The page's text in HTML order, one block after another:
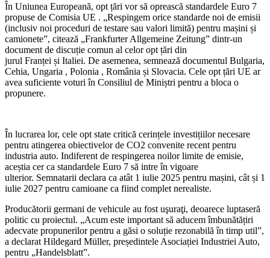
În Uniunea Europeană, opt țări vor să oprească standardele Euro 7
propuse de Comisia UE . „Respingem orice standarde noi de emisii
(inclusiv noi proceduri de testare sau valori limită) pentru mașini și
camionete”, citează „Frankfurter Allgemeine Zeitung” dintr-un
document de discuție comun al celor opt țări din
jurul Franței și Italiei. De asemenea, semnează documentul Bulgaria,
Cehia, Ungaria , Polonia , România și Slovacia. Cele opt țări UE ar
avea suficiente voturi în Consiliul de Miniștri pentru a bloca o
propunere.
În lucrarea lor, cele opt state critică cerințele investițiilor necesare
pentru atingerea obiectivelor de CO2 convenite recent pentru
industria auto. Indiferent de respingerea noilor limite de emisie,
aceștia cer ca standardele Euro 7 să intre în vigoare
ulterior. Semnatarii declara ca atât 1 iulie 2025 pentru mașini, cât și 1
iulie 2027 pentru camioane ca fiind complet nerealiste.
Producătorii germani de vehicule au fost uşuraţi, deoarece luptaseră
politic cu proiectul. „Acum este important să aducem îmbunătățiri
adecvate propunerilor pentru a găsi o soluție rezonabilă în timp util”,
a declarat Hildegard Müller, președintele Asociației Industriei Auto,
pentru „Handelsblatt”.